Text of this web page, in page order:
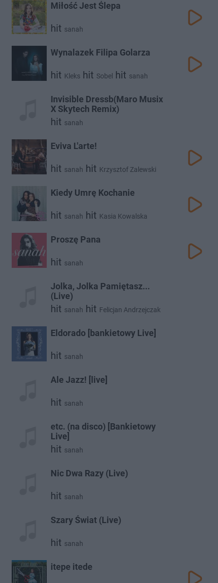
Miłość Jest Ślepa
hit sanah
Wynalazek Filipa Golarza
hit Kleks hit Sobel hit sanah
Invisible Dressb(Maro Musix
X Skytech Remix)
hit sanah
Eviva L'arte!
hit sanah hit Krzysztof Zalewski
Kiedy Umrę Kochanie
hit sanah hit Kasia Kowalska
Proszę Pana
hit sanah
Jolka, Jolka Pamiętasz...
(Live)
hit sanah hit Felicjan Andrzejczak
Eldorado [bankietowy Live]
hit sanah
Ale Jazz! [live]
hit sanah
etc. (na disco) [Bankietowy
Live]
hit sanah
Nic Dwa Razy (Live)
hit sanah
Szary Świat (Live)
hit sanah
itepe itede